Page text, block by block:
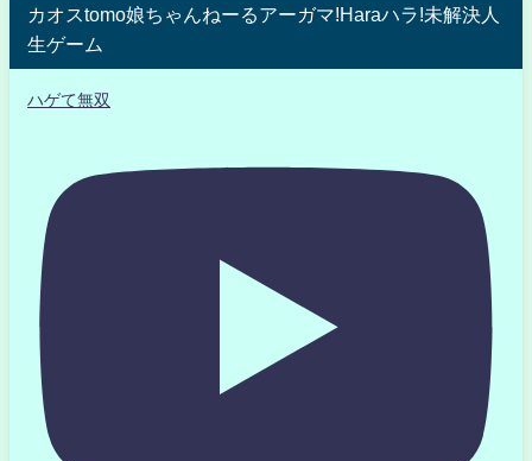
カオスtomo娘ちゃんねーるアーガマ!Haraハラ!未解決人
生ゲーム
ハゲて無双